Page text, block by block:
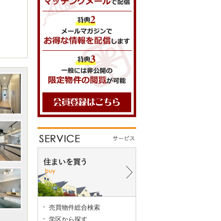
売買物件総合検索
学区から探す